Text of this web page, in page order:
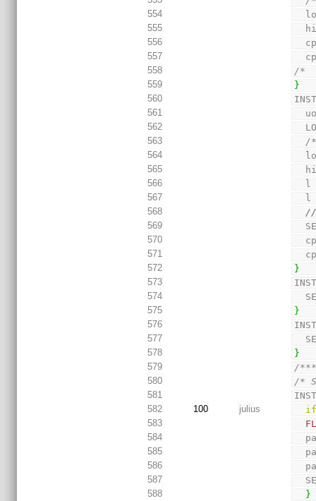
554
555
556
557
558
/*
559
}
560
561
562
563
/
564
565
566
567
568
//
569
570
571
572
}
573
574
575
}
576
577
578
}
579
/
580
/*
581
582
100 julius
583
584
585
586
587
588
}